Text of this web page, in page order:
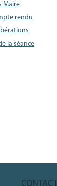
Maire
rendu
la séance